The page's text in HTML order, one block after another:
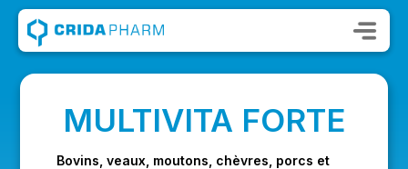
MULTIVITA FORTE
Bovins, veaux, moutons, chèvres, porcs et